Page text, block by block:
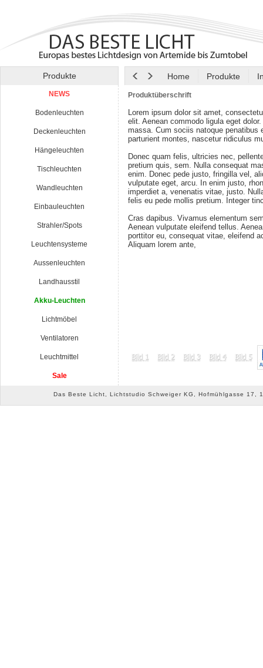
Produkte Home Produkte
NEWS
Bodenleuchten
Deckenleuchten
Hängeleuchten
Tischleuchten
Wandleuchten
Einbauleuchten
Strahler/Spots
Leuchtensysteme
Aussenleuchten
Landhausstil
Akku-Leuchten
Lichtmöbel
Ventilatoren
Leuchtmittel
Sale
Produktüberschrift
Lorem ipsum dolor sit amet,
elit. Aenean commodo ligula eget dolor.
massa. Cum sociis natoque penatibus
parturient montes, nascetur ridiculus
Donec quam felis, ultricies nec,
pretium quis, sem. Nulla consequat
enim. Donec pede justo, fringilla vel,
vulputate eget, arcu. In enim justo,
imperdiet a, venenatis vitae, justo.
felis eu pede mollis pretium. Integer
Cras dapibus. Vivamus elementum
Aenean vulputate eleifend tellus.
porttitor eu, consequat vitae, eleifend
Aliquam lorem ante,
Das Beste Licht, Lichtstudio Schweiger KG, Hofmühlgasse